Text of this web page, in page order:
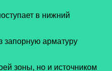
в нижний
запорную арматуру
зоны, но и источником